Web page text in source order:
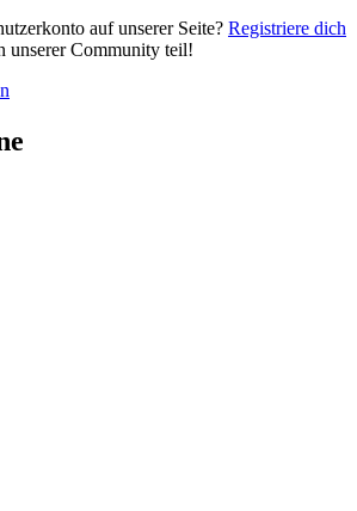
auf unserer Seite? Registriere dich
unserer Community teil!